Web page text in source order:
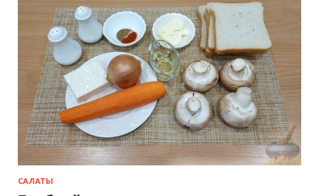
САЛАТЫ